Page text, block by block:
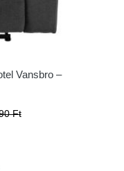
Vansbro –
Ft